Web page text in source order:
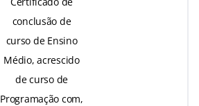
conclusão de
curso de Ensino
Médio, acrescido
de curso de
Programação com,